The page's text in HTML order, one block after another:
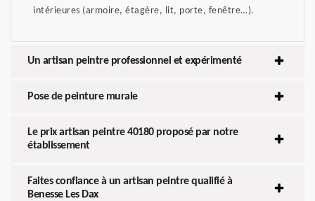
intérieures (armoire, étagère, lit, porte, fenêtre…).
Un artisan peintre professionnel et expérimenté
Pose de peinture murale
Le prix artisan peintre 40180 proposé par notre
établissement
Faites confiance à un artisan peintre qualifié à
Benesse Les Dax